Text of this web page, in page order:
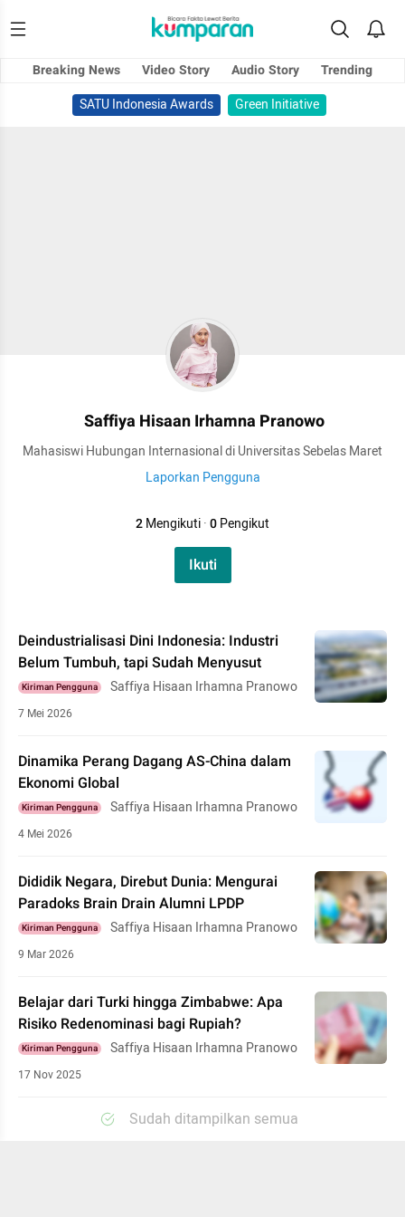
Breaking News Video Story Audio Story
Trending
SATU Indonesia Awards
Green Initiative
Saffiya Hisaan Irhamna Pranowo
Mahasiswi Hubungan Internasional di Universitas Sebelas Maret
Laporkan Pengguna
2Mengikuti·0Pengikut
Ikuti
Deindustrialisasi Dini Indonesia: Industri
Belum Tumbuh, tapi Sudah Menyusut
Kiriman Pengguna Saffiya Hisaan Irhamna Pranowo
7 Mei 2026
Dinamika Perang Dagang AS-China dalam
Ekonomi Global
Kiriman Pengguna Saffiya Hisaan Irhamna Pranowo
4 Mei 2026
Dididik Negara, Direbut Dunia: Mengurai
Paradoks Brain Drain Alumni LPDP
Kiriman Pengguna Saffiya Hisaan Irhamna Pranowo
9 Mar 2026
Belajar dari Turki hingga Zimbabwe: Apa
Risiko Redenominasi bagi Rupiah?
Kiriman Pengguna Saffiya Hisaan Irhamna Pranowo
17 Nov 2025
Sudah ditampilkan semua